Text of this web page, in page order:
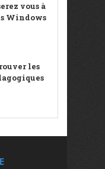
vous à
Windows
les